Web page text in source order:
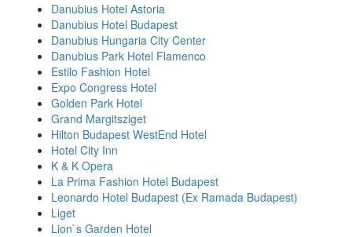
Danubius Hotel Astoria
Danubius Hotel Budapest
Danubius Hungaria City Center
Danubius Park Hotel Flamenco
Estilo Fashion Hotel
Expo Congress Hotel
Golden Park Hotel
Grand Margitsziget
Hilton Budapest WestEnd Hotel
Hotel City Inn
K & K Opera
La Prima Fashion Hotel Budapest
Leonardo Hotel Budapest (Ex Ramada Budapest)
Liget
Lion`s Garden Hotel